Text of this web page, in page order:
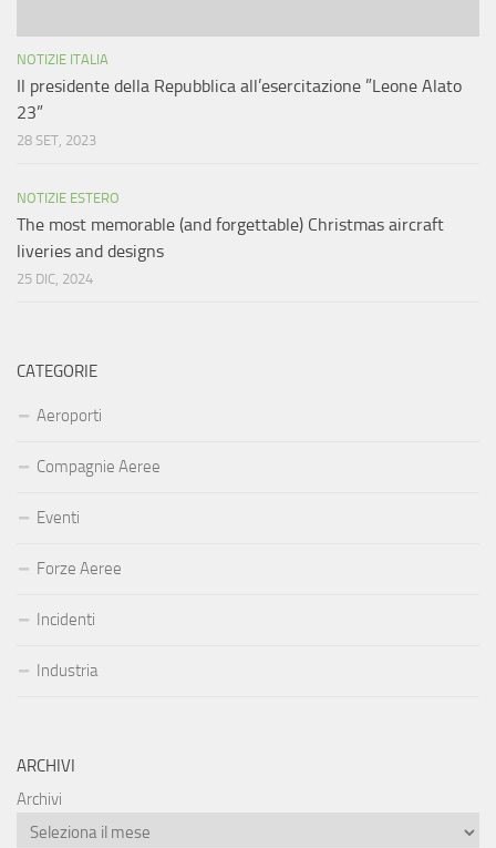
NOTIZIE ITALIA
Il presidente della Repubblica all’esercitazione ”Leone Alato
23”
28 SET, 2023
NOTIZIE ESTERO
The most memorable (and forgettable) Christmas aircraft
liveries and designs
25 DIC, 2024
CATEGORIE
Aeroporti
Compagnie Aeree
Eventi
Forze Aeree
Incidenti
Industria
ARCHIVI
Archivi